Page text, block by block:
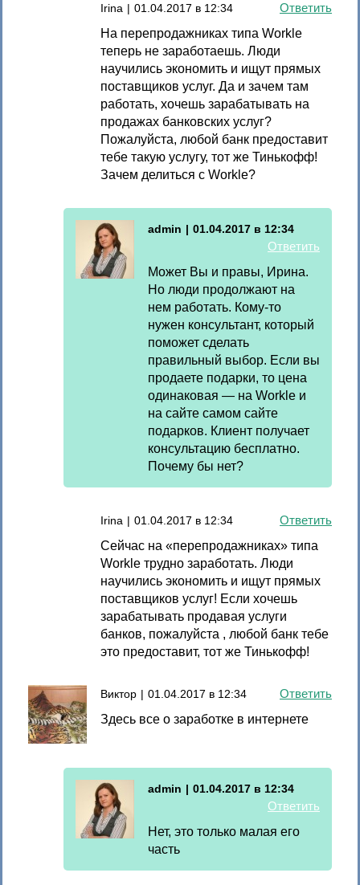
Irina | 01.04.2017 в 12:34
Ответить
На перепродажниках типа Workle
теперь не заработаешь. Люди
научились экономить и ищут прямых
поставщиков услуг. Да и зачем там
работать, хочешь зарабатывать на
продажах банковских услуг?
Пожалуйста, любой банк предоставит
тебе такую услугу, тот же Тинькофф!
Зачем делиться с Workle?
admin | 01.04.2017 в 12:34
Ответить
Может Вы и правы, Ирина.
Но люди продолжают на
нем работать. Кому-то
нужен консультант, который
поможет сделать
правильный выбор. Если вы
продаете подарки, то цена
одинаковая — на Workle и
на сайте самом сайте
подарков. Клиент получает
консультацию бесплатно.
Почему бы нет?
Irina | 01.04.2017 в 12:34
Ответить
Сейчас на «перепродажниках» типа
Workle трудно заработать. Люди
научились экономить и ищут прямых
поставщиков услуг! Если хочешь
зарабатывать продавая услуги
банков, пожалуйста , любой банк тебе
это предоставит, тот же Тинькофф!
Виктор | 01.04.2017 в 12:34
Ответить
Здесь все о заработке в интернете
admin | 01.04.2017 в 12:34
Ответить
Нет, это только малая его
часть